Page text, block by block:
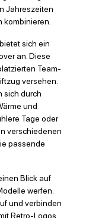
Jahreszeiten
kombinieren.
sich ein
an. Diese
Team-
versehen.
sich durch
und
Tage oder
verschiedenen
passende
Blick auf
werfen.
und verbinden
Retro-Logos